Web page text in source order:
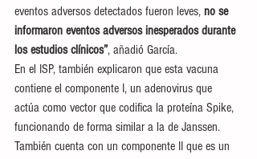
eventos adversos detectados fueron leves, no se
informaron eventos adversos inesperados durante
los estudios clínicos”, añadió García.
En el ISP, también explicaron que esta vacuna
contiene el componente I, un adenovirus que
actúa como vector que codifica la proteína Spike,
funcionando de forma similar a la de Janssen.
También cuenta con un componente II que es un